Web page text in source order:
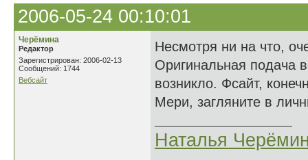
2006-05-24 00:10:01
Черёмина
Редактор
Зарегистрирован: 2006-02-13
Сообщений: 1744
Вебсайт
Несмотря ни на что,
Оригинальная подача
возникло. Фсайт,
Мери, загляните в
Наталья